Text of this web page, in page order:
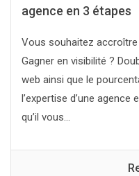
agence en 3 étapes
Vous souhaitez
Gagner en visibilité ?
web ainsi que le
l’expertise d’une
qu’il vous...